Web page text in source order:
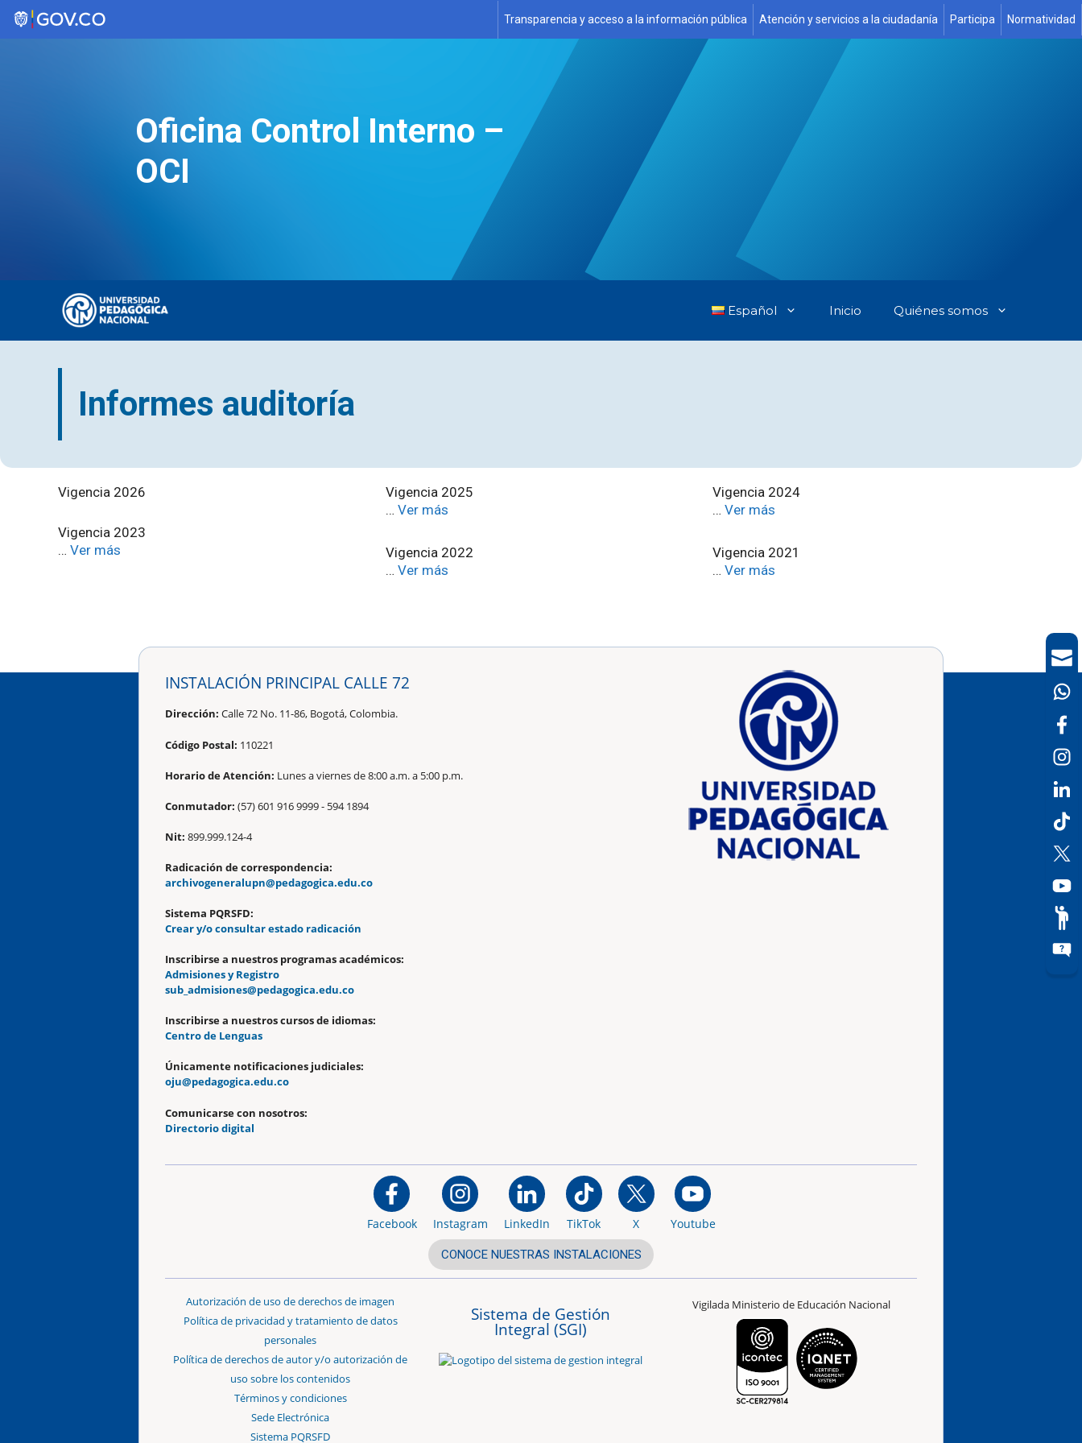
Saltar
Transparencia y acceso a la información pública Atención y servicios a la ciudadanía Participa Normatividad
Oficina Control Interno –
OCI
Español Inicio Quiénes somos
Informes auditoría
Vigencia 2026
Vigencia 2025
… Ver más
Vigencia 2024
…Ver más
Vigencia 2023
… Ver más
Vigencia 2022
… Ver más
Vigencia 2021
…Ver más
INSTALACIÓN PRINCIPAL CALLE 72
Dirección: Calle 72 No. 11-86, Bogotá, Colombia.
Código Postal: 110221
Horario de Atención: Lunes a viernes de 8:00 a.m. a 5:00 p.m.
Conmutador: (57) 601 916 9999 - 594 1894
Nit: 899.999.124-4
Radicación de correspondencia:
archivogeneralupn@pedagogica.edu.co
Sistema PQRSFD:
Crear y/o consultar estado radicación
Inscribirse a nuestros programas académicos:
Admisiones y Registro
sub_admisiones@pedagogica.edu.co
Inscribirse a nuestros cursos de idiomas:
Centro de Lenguas
Únicamente notificaciones judiciales:
oju@pedagogica.edu.co
Comunicarse con nosotros:
Directorio digital
Facebook Instagram LinkedIn TikTok X Youtube
CONOCE NUESTRAS INSTALACIONES
Autorización de uso de derechos de imagen
Política de privacidad y tratamiento de datos
personales
Política de derechos de autor y/o autorización de
uso sobre los contenidos
Términos y condiciones
Sede Electrónica
Sistema PQRSFD
Sistema de Gestión
Integral (SGI)
Vigilada Ministerio de Educación Nacional